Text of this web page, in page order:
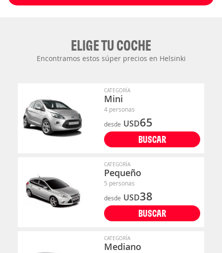
ELIGE TU COCHE
Encontramos estos súper precios en Helsinki
CATEGORÍA
Mini
4 personas
desde USD65
BUSCAR
CATEGORÍA
Pequeño
5 personas
desde USD38
BUSCAR
CATEGORÍA
Mediano